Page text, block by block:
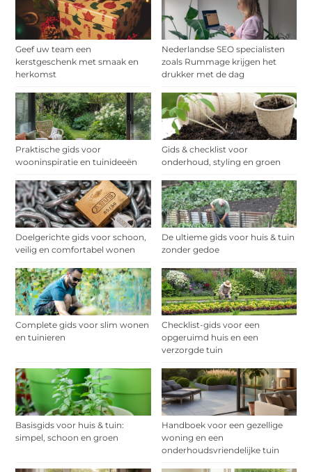
Geef uw team een
kerstgeschenk met smaak en
herkomst
Nederlandse SEO specialisten
zoals Rummage krijgen het
drukker met de dag
Praktische gids voor
wooninspiratie en tuinideeën
Gids & checklist voor
onderhoud, styling en groen
Doelgerichte gids voor schoon,
veilig en comfortabel wonen
De ultieme gids voor huis & tuin
zonder gedoe
Complete gids voor slim wonen
en tuinieren
Checklist-gids voor een
opgeruimd huis en een
verzorgde tuin
Basisgids voor huis & tuin:
simpel, schoon en groen
Handboek voor een gezellige
woning en een
onderhoudsvriendelijke tuin